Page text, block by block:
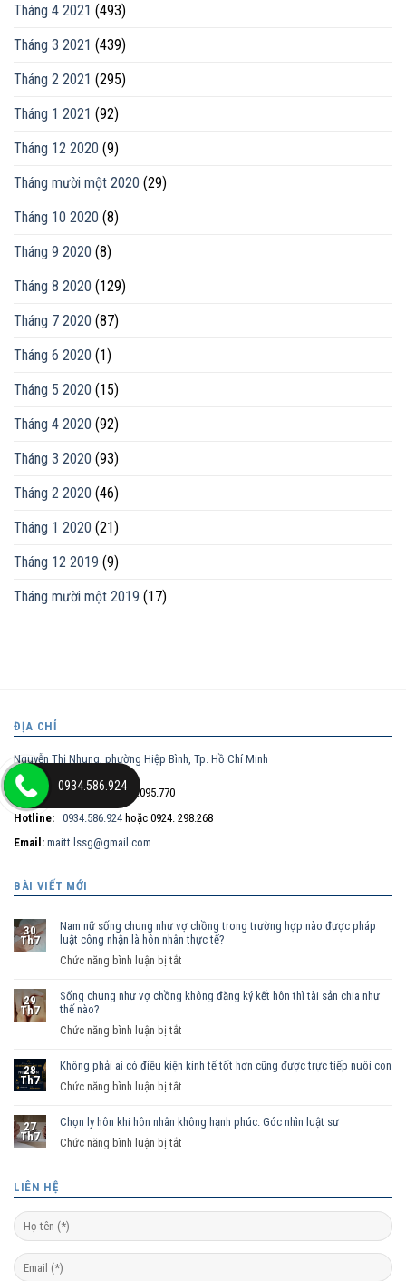
Tháng 4 2021 (493)
Tháng 3 2021 (439)
Tháng 2 2021 (295)
Tháng 1 2021 (92)
Tháng 12 2020 (9)
Tháng mười một 2020 (29)
Tháng 10 2020 (8)
Tháng 9 2020 (8)
Tháng 8 2020 (129)
Tháng 7 2020 (87)
Tháng 6 2020 (1)
Tháng 5 2020 (15)
Tháng 4 2020 (92)
Tháng 3 2020 (93)
Tháng 2 2020 (46)
Tháng 1 2020 (21)
Tháng 12 2019 (9)
Tháng mười một 2019 (17)
ĐỊA CHỈ
Nguyễn Thị Nhung, phường Hiệp Bình, Tp. Hồ Chí Minh
Điện thoại trực tiếp:0932.095.770
Hotline: 0934.586.924 hoặc 0924. 298.268
Email: maitt.lssg@gmail.com
BÀI VIẾT MỚI
30
Th7
Nam nữ sống chung như vợ chồng trong trường hợp nào được pháp
luật công nhận là hôn nhân thực tế?
Chức năng bình luận bị tắt
nữ
vợ
trường
pháp
luật
29
Th7
Sống chung như vợ chồng không đăng ký kết hôn thì tài sản chia như
thế nào?
Chức năng bình luận bị tắt
chung
chồng
hôn
28
Th7
Không phải ai có điều kiện kinh tế tốt hơn cũng được trực tiếp nuôi con
Chức năng bình luận bị tắt
phải
kiện
kinh
27
Th7
Chọn ly hôn khi hôn nhân không hạnh phúc: Góc nhìn luật sư
Chức năng bình luận bị tắt
hôn
khi
nhân
LIÊN HỆ
0934.586.924